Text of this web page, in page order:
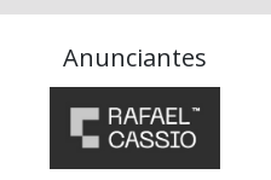
Anunciantes